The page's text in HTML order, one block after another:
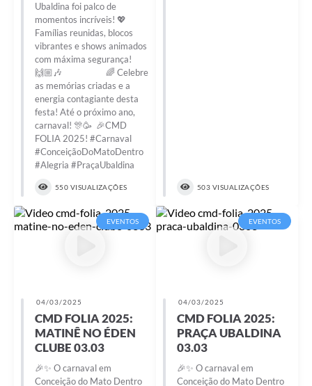
Ubaldina foi palco de
momentos incríveis! 💖
Famílias reunidas, blocos
vibrantes e shows animados
com máxima segurança!
🙌🏼🎶⠀⠀⠀⠀⠀⠀ 🌈 Celebre
as memórias criadas e a
energia contagiante desta
festa! Até o próximo ano,
carnaval! 🎊🥳 🎉CMD
FOLIA 2025! #Carnaval
#ConceiçãoDoMatoDentro
#Alegria #PraçaUbaldina
550 VISUALIZAÇÕES 503 VISUALIZAÇÕES
EVENTOS
04/03/2025
CMD FOLIA 2025:
MATINÊ NO ÉDEN
CLUBE 03.03
🎉✨ O carnaval em
Conceição do Mato Dentro
EVENTOS
04/03/2025
CMD FOLIA 2025:
PRAÇA UBALDINA
03.03
🎉✨ O carnaval em
Conceição do Mato Dentro